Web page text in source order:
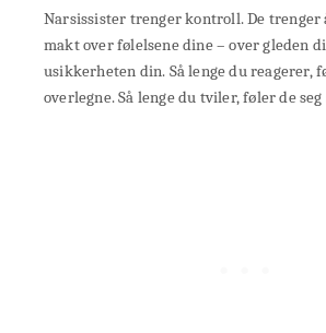
Narsissister trenger kontroll. De trenger
makt over følelsene dine – over gleden
usikkerheten din. Så lenge du reagerer,
overlegne. Så lenge du tviler, føler de